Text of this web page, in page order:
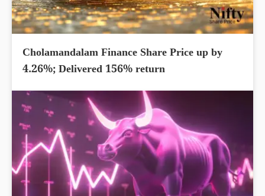
Cholamandalam Finance Share Price up by
4.26%; Delivered 156% return